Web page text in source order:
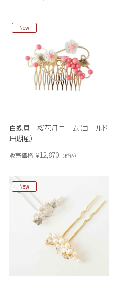
白蝶貝 桜花月コーム（ゴールド
珊瑚風）
New
販売価格 ¥12,870 税込
New